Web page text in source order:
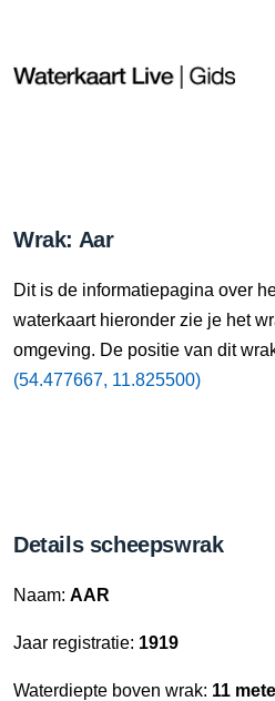
Wrak: Aar
Dit is de informatiepagina over
waterkaart hieronder zie je het
omgeving. De positie van dit
(54.477667, 11.825500)
Details scheepswrak
Naam: AAR
Jaar registratie: 1919
Waterdiepte boven wrak: 11